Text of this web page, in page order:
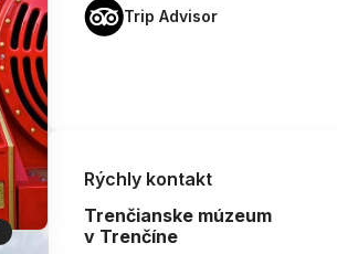
Trip Advisor
Rýchly kontakt
Trenčianske múzeum
v Trenčíne